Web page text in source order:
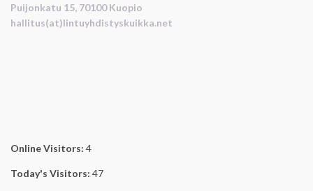
Puijonkatu 15, 70100 Kuopio
hallitus(at)lintuyhdistyskuikka.net
Online Visitors: 4
Today's Visitors: 47